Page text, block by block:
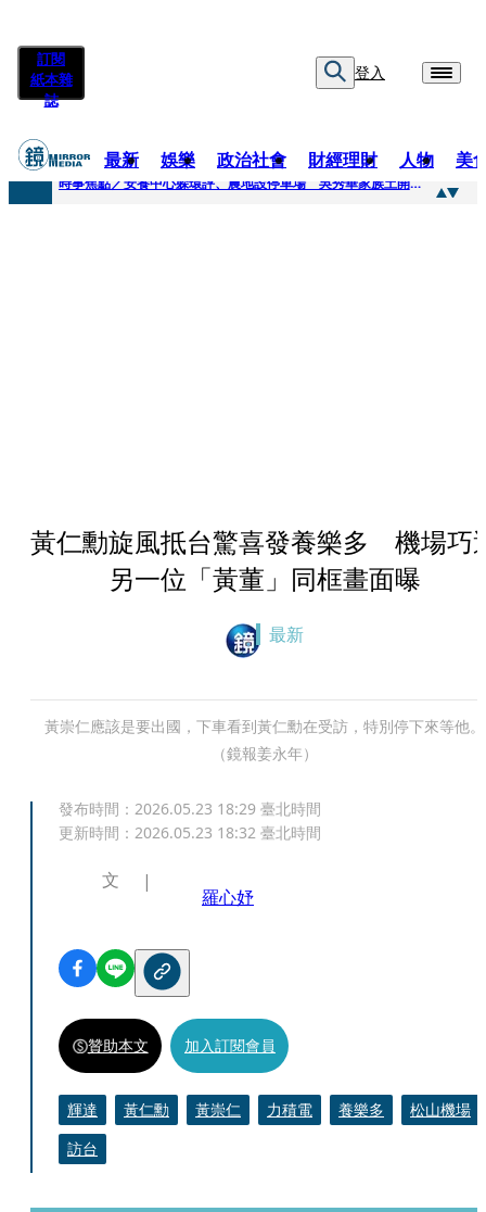
訂閱
紙本雜
誌
登入
最新 娛樂 政治社會 財經理財 人物 美
快訊
時事焦點／安養中心躲環評、農地設停車場 吳秀華家族土開爭議連環爆
黃仁勳旋風抵台驚喜發養樂多 機場巧
另一位「黃董」同框畫面曝
最新
黃崇仁應該是要出國，下車看到黃仁勳在受訪，特別停下來等他。
（鏡報姜永年）
發布時間： 2026.05.23 18:29 臺北時間
更新時間： 2026.05.23 18:32 臺北時間
文
羅心妤
贊助本文 加入訂閱會員
輝達 黃仁勳 黃崇仁 力積電 養樂多
松山機場
訪台